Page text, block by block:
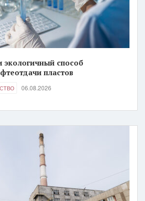
экологичный способ
пластов
06.08.2026